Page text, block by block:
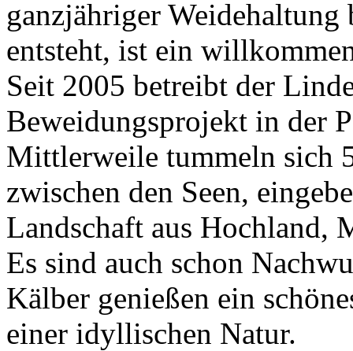
ganzjähriger Weidehaltung
entsteht, ist ein
Seit 2005 betreibt der
Beweidungsprojekt in der
Mittlerweile tummeln sich
zwischen den Seen,
Landschaft aus Hochland,
Es sind auch schon
Kälber genießen ein
einer idyllischen Natur.